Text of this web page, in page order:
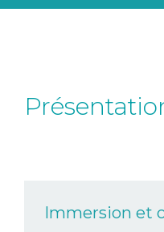
Immersion et